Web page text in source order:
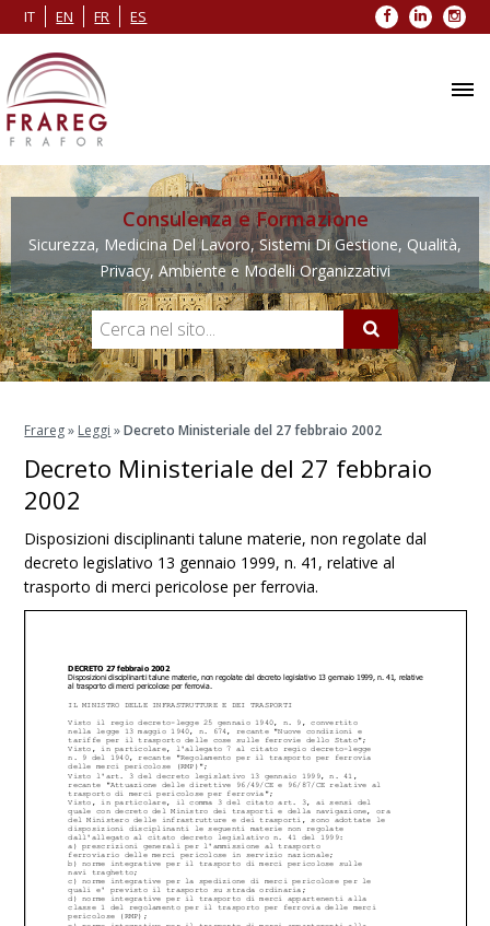
IT EN FR ES Facebook
LinkedIn
Consulenza e Formazione
Sicurezza, Medicina Del Lavoro, Sistemi Di Gestione, Qualità,
Privacy, Ambiente e Modelli Organizzativi
Frareg» Leggi »Decreto Ministeriale del 27 febbraio 2002
Decreto Ministeriale del 27 febbraio
2002
Disposizioni disciplinanti talune materie, non regolate dal
decreto legislativo 13 gennaio 1999, n. 41, relative al
trasporto di merci pericolose per ferrovia.